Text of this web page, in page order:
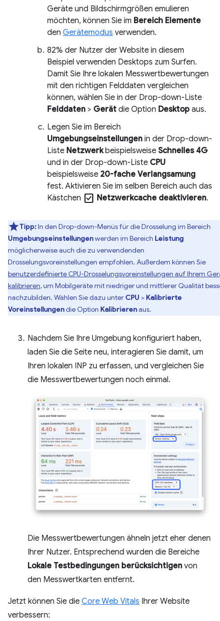
Geräte und Bildschirmgrößen emulieren
möchten, können Sie im Bereich Elemente
den Gerätemodus verwenden.
82% der Nutzer der Website in diesem
Beispiel verwenden Desktops zum Surfen.
Damit Sie Ihre lokalen Messwertbewertungen
mit den richtigen Felddaten vergleichen
können, wählen Sie in der Drop-down-Liste
Felddaten > Gerät die Option Desktop aus.
Legen Sie im Bereich
Umgebungseinstellungen in der Drop-down-
Liste Netzwerkbeispielsweise Schnelles 4G
und in der Drop-down-Liste CPU
beispielsweise 20-fache Verlangsamung
fest. Aktivieren Sie im selben Bereich auch das
Kästchen check_box Netzwerkcache deaktivieren.
Tipp:In den Drop-down-Menüs für die Drosselung im Bereich
Umgebungseinstellungenwerden im Bereich Leistung
möglicherweise auch die zu verwendenden
Drosselungsvoreinstellungen empfohlen. Außerdem können Sie
benutzerdefinierte CPU-Drosselungsvoreinstellungen auf Ihrem
kalibrieren, um Mobilgeräte mit niedriger und mittlerer Qualität
nachzubilden. Wählen Sie dazu unter CPU > Kalibrierte
Voreinstellungendie Option Kalibrierenaus.
Nachdem Sie Ihre Umgebung konfiguriert haben,
laden Sie die Seite neu, interagieren Sie damit, um
Ihren lokalen INP zu erfassen, und vergleichen Sie
die Messwertbewertungen noch einmal.
Die Messwertbewertungen ähneln jetzt eher denen
Ihrer Nutzer. Entsprechend wurden die Bereiche
Lokale Testbedingungen berücksichtigen von
den Messwertkarten entfernt.
Jetzt können Sie die Core Web Vitals Ihrer Website
verbessern: